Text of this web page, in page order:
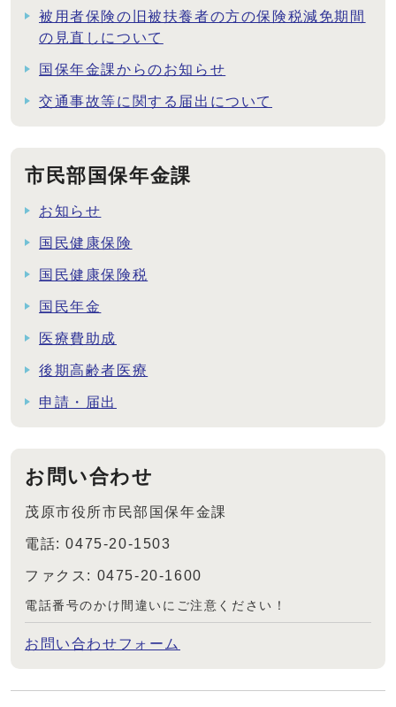
被用者保険の旧被扶養者の方の保険税減免期間
の見直しについて
国保年金課からのお知らせ
交通事故等に関する届出について
市民部国保年金課
お知らせ
国民健康保険
国民健康保険税
国民年金
医療費助成
後期高齢者医療
申請・届出
お問い合わせ
茂原市役所市民部国保年金課
電話: 0475-20-1503
ファクス: 0475-20-1600
電話番号のかけ間違いにご注意ください！
お問い合わせフォーム